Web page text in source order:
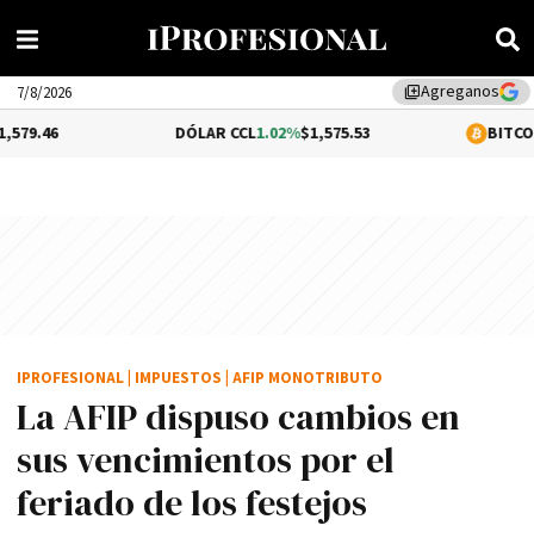
library_addAgreganos
7/8/2026
1.02%$1,575.53 -0.31%
La AFIP dispuso cambios en
sus vencimientos por el
feriado de los festejos
IPROFESIONAL IMPUESTOS AFIP MONOTRIBUTO